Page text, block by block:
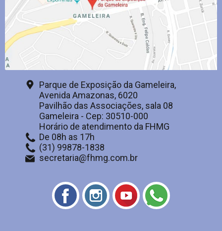
Parque de Exposição da Gameleira,
Avenida Amazonas, 6020
Pavilhão das Associações, sala 08
Gameleira - Cep: 30510-000
Horário de atendimento da FHMG
De 08h as 17h
(31) 99878-1838
secretaria@fhmg.com.br